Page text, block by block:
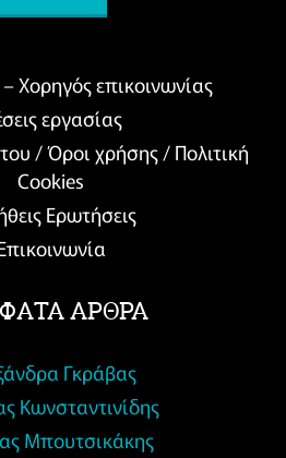
Χορηγός επικοινωνίας
εργασίας
/ Όροι χρήσης / Πολιτική
Cookies
Ερωτήσεις
ΑΡΘΡΑ
Γκράβας
Κωνσταντινίδης
Μπουτσικάκης